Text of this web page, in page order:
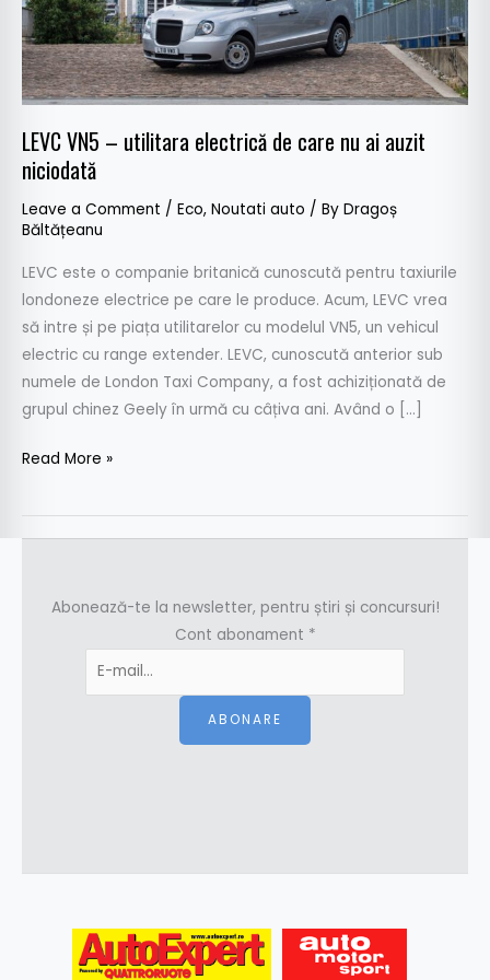
LEVC VN5 – utilitara electrică de care nu ai auzit
niciodată
Leave a Comment / Eco, Noutati auto / By Dragoș
Băltățeanu
LEVC este o companie britanică cunoscută pentru taxiurile
londoneze electrice pe care le produce. Acum, LEVC vrea
să intre și pe piața utilitarelor cu modelul VN5, un vehicul
electric cu range extender. LEVC, cunoscută anterior sub
numele de London Taxi Company, a fost achiziționată de
grupul chinez Geely în urmă cu câțiva ani. Având o […]
nu
ai
auzit
niciodată
Read More »
Abonează-te la newsletter, pentru știri și concursuri!
Cont abonament *
ABONARE